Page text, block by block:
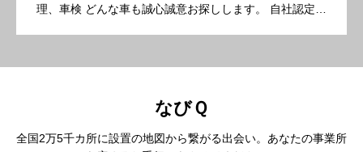
理、車検 どんな車も誠心誠意お探しします。 自社認定工
なびＱ
全国2万5千カ所に設置の地図から繋がる出会い。あなたの事業所